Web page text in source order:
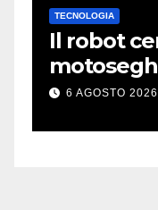
TECNOLOGIA
Il robot
mani è
6 AGOSTO 2026